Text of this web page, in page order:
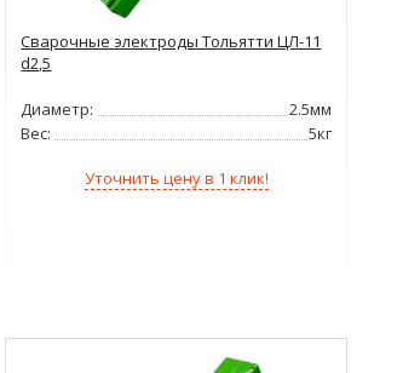
Сварочные электроды Тольятти ЦЛ-11
d2,5
Диаметр:
2.5мм
Вес:
5кг
Уточнить цену в 1 клик!